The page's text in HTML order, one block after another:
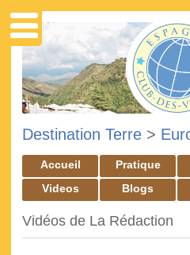
Destination Terre >
Accueil Pratique
Videos
Blogs
Vidéos de La Rédaction